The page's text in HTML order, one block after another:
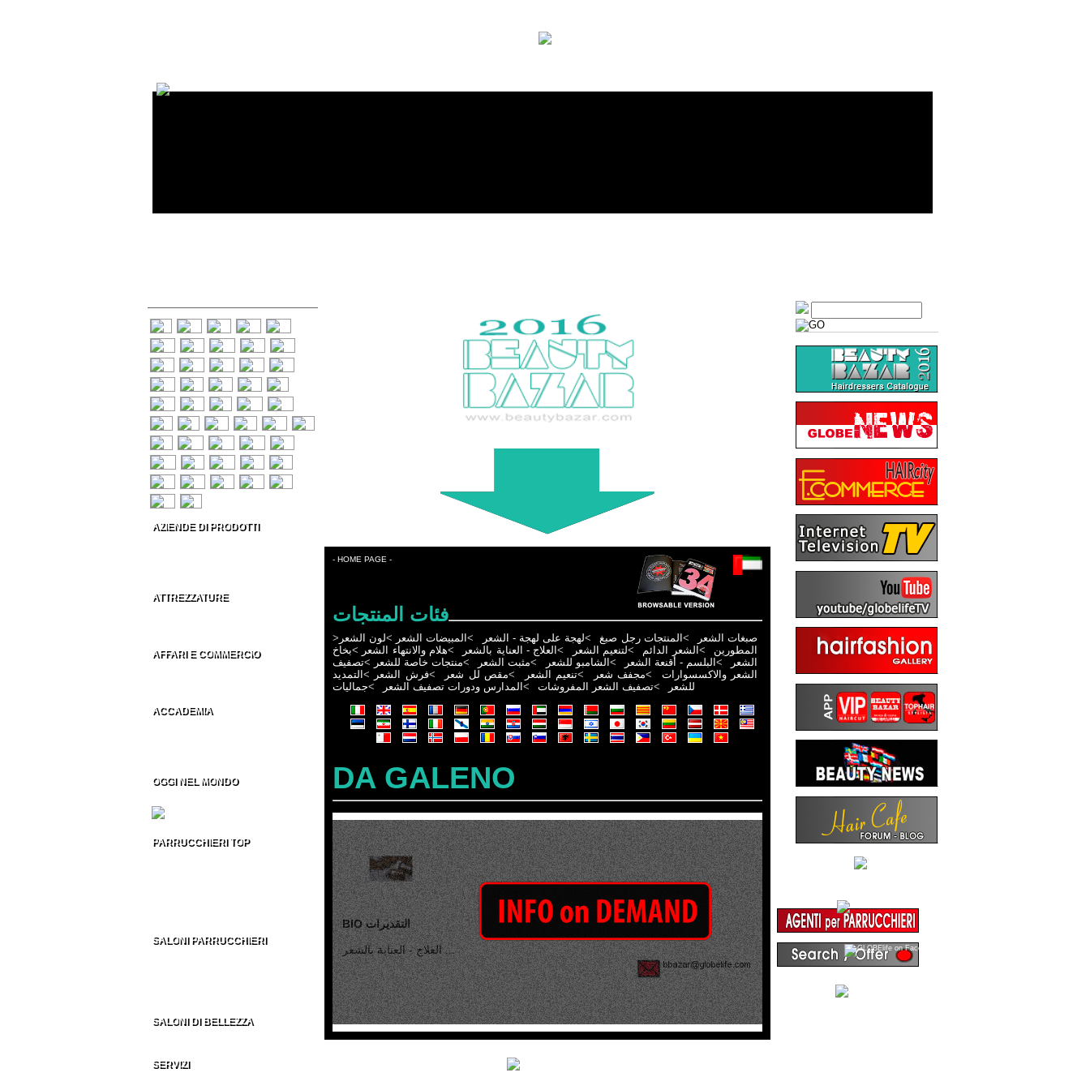
AZIENDE DI PRODOTTI
ATTREZZATURE
AFFARI E COMMERCIO
ACCADEMIA
OGGI NEL MONDO
PARRUCCHIERI TOP
SALONI PARRUCCHIERI
SALONI DI BELLEZZA
SERVIZI
- HOME PAGE -
فئات المنتجات
> صبغات الشعر >المنتجات رجل صبغ >لهجة على لهجة - الشعر >المبيضات الشعر >لون الشعر
المطورين
>الشعر الدائم >لتنعيم الشعر >العلاج - العناية بالشعر >هلام والانتهاء الشعر >بخاخ
الشعر
>البلسم - أقنعة الشعر >الشامبو للشعر >مثبت الشعر >منتجات خاصة للشعر >تصفيف
الشعر والاكسسوارات
>مجفف شعر >تنعيم الشعر >مقص لل شعر >فرش الشعر >التمديد
للشعر
>تصفيف الشعر المفروشات >المدارس ودورات تصفيف الشعر >جماليات
DA GALENO
BIO التقديرات
العلاج - العناية بالشعر ...